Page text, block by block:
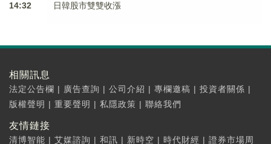
14:32 日韓股市雙雙收漲
相關訊息
法定公告欄 | 廣告查詢 | 公司介紹 | 專欄邀稿 | 投資者關係 |
版權聲明 | 重要聲明 | 私隱政策 | 聯絡我們
友情鏈接
清博智能 | 艾媒諮詢 | 和訊 | 新時空 | 時代財經 | 證券市場周